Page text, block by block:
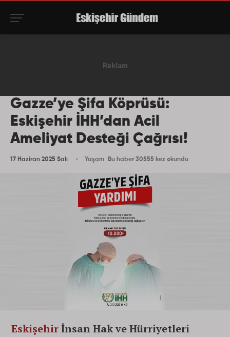
Gazze’ye Şifa Köprüsü:
Eskişehir İHH’dan Acil
Ameliyat Desteği Çağrısı!
17 Haziran 2025 Salı Yaşam Bu haber 30555 kez okundu
Eskişehirİnsan Hak ve Hürriyetleri